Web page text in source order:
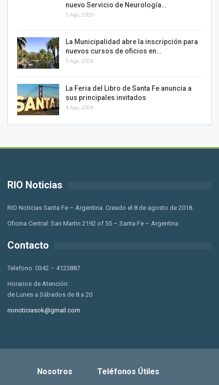
nuevo Servicio de Neurología…
5 Ago, 2026
La Municipalidad abre la inscripción para
nuevos cursos de oficios en…
5 Ago, 2026
La Feria del Libro de Santa Fe anuncia a
sus principales invitados
4 Ago, 2026
RIO Noticias
RIO Noticias Santa Fe – Argentina. Creado el 8 de agosto de 2018.
Oficina Central: San Martin 2192 of 55 – Santa Fe – Argentina
Contacto
Telefono: 0342 – 4123887
Horarios de Atención:
de Lunes a Sábados de 8 a 20
rionoticiasok@gmail.com
Nosotros Teléfonos Útiles